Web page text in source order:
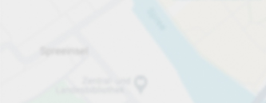
fra 5,00 kr.